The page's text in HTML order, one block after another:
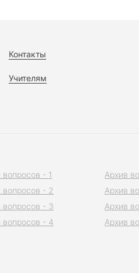
Контакты
Учителям
вопросов - 1
вопросов - 2
вопросов - 3
вопросов - 4
Архив
Архив
Архив
Архив